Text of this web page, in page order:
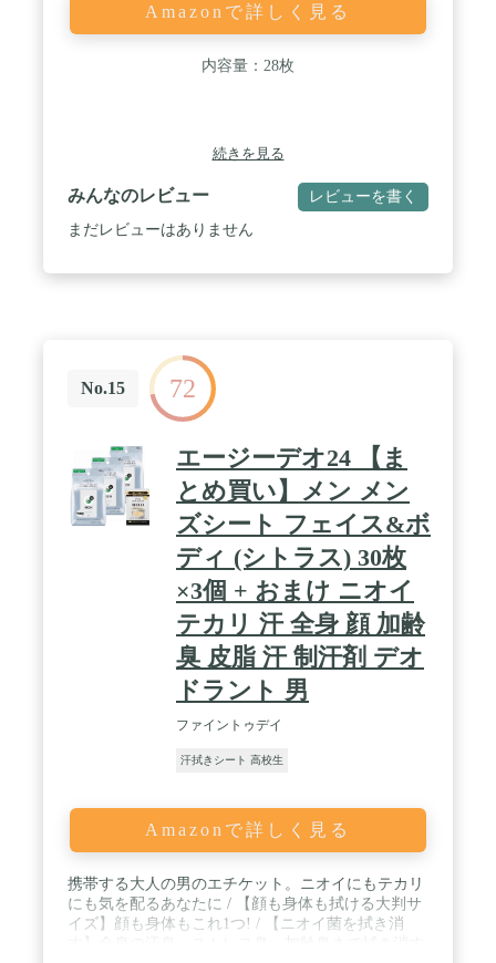
Amazonで詳しく見る
内容量：28枚
続きを見る
みんなのレビュー レビューを書く
まだレビューはありません
No.15 72
エージーデオ24 【ま
とめ買い】メン メン
ズシート フェイス&ボ
ディ (シトラス) 30枚
×3個 + おまけ ニオイ
テカリ 汗 全身 顔 加齢
臭 皮脂 汗 制汗剤 デオ
ドラント 男
ファイントゥデイ
汗拭きシート 高校生
Amazonで詳しく見る
携帯する大人の男のエチケット。ニオイにもテカリ
にも気を配るあなたに / 【顔も身体も拭ける大判サ
イズ】顔も身体もこれ1つ! / 【ニオイ菌を拭き消